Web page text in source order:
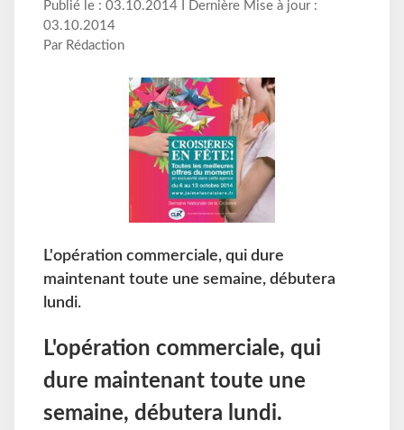
Publié le : 03.10.2014 I Dernière Mise à jour :
03.10.2014
Par Rédaction
L'opération commerciale, qui dure
maintenant toute une semaine, débutera
lundi.
L'opération commerciale, qui
dure maintenant toute une
semaine, débutera lundi.